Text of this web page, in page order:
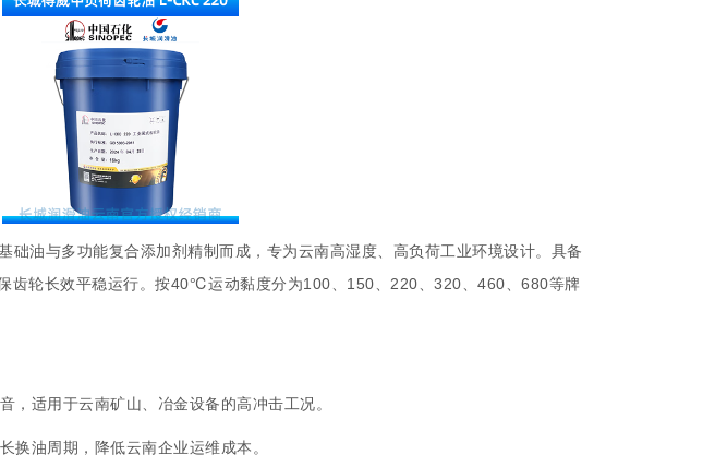
础油与多功能复合添加剂精制而成，专为云南高湿度、高负荷工业环境设计。具备
齿轮长效平稳运行。按40℃运动黏度分为100、150、220、320、460、680等牌
，适用于云南矿山、冶金设备的高冲击工况。
换油周期，降低云南企业运维成本。